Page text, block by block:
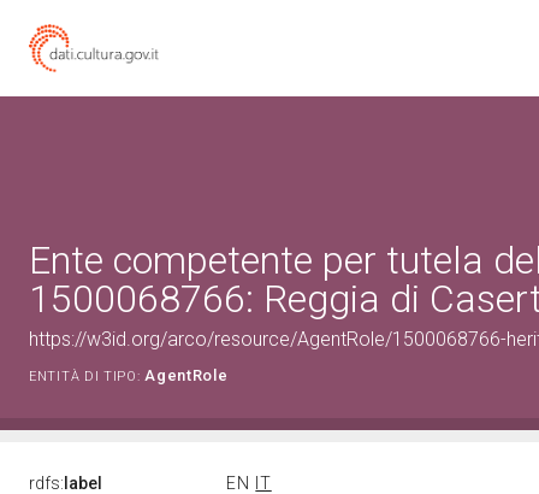
Ente competente per tutela
1500068766: Reggia di
https://w3id.org/arco/resource/AgentRole/1500068766-
ENTITÀ DI TIPO: AgentRole
rdfs: label EN
IT